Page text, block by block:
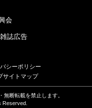
会
誌広告
シーポリシー
サイトマップ
断転載を禁止します。
Reserved.